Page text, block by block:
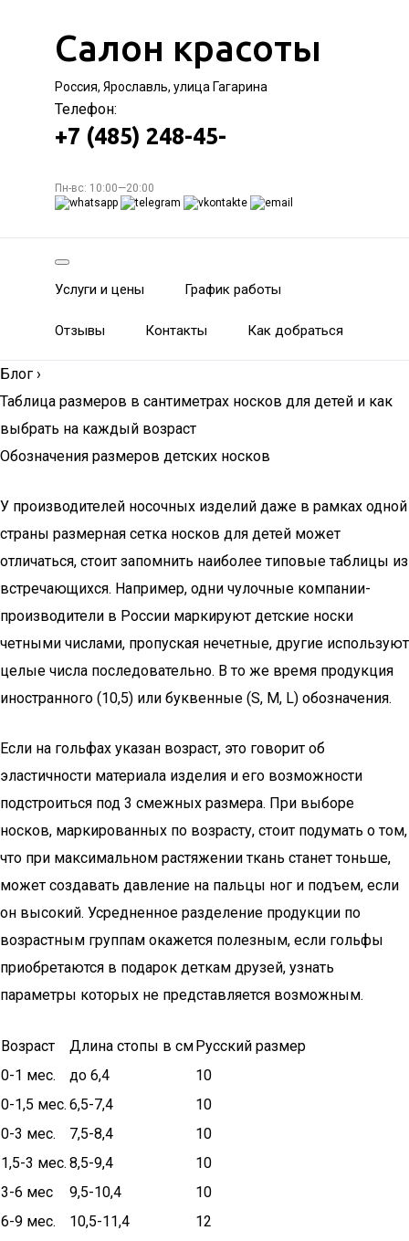
Салон красоты
Россия, Ярославль, улица Гагарина
Телефон:
+7 (485) 248-45-
Пн-вс: 10:00—20:00
Услуги и цены График работы
Отзывы Контакты Как добраться
Блог ›
Таблица размеров в сантиметрах носков для детей и как
выбрать на каждый возраст
Обозначения размеров детских носков
У производителей носочных изделий даже в рамках одной
страны размерная сетка носков для детей может
отличаться, стоит запомнить наиболее типовые таблицы из
встречающихся. Например, одни чулочные компании-
производители в России маркируют детские носки
четными числами, пропуская нечетные, другие используют
целые числа последовательно. В то же время продукция
иностранного (10,5) или буквенные (S, M, L) обозначения.
Если на гольфах указан возраст, это говорит об
эластичности материала изделия и его возможности
подстроиться под 3 смежных размера. При выборе
носков, маркированных по возрасту, стоит подумать о том,
что при максимальном растяжении ткань станет тоньше,
может создавать давление на пальцы ног и подъем, если
он высокий. Усредненное разделение продукции по
возрастным группам окажется полезным, если гольфы
приобретаются в подарок деткам друзей, узнать
параметры которых не представляется возможным.
Возраст Длина стопы в смРусский размер
0-1 мес.
до 6,4
10
0-1,5 мес. 6,5-7,4
10
0-3 мес.
7,5-8,4
10
1,5-3 мес. 8,5-9,4
10
3-6 мес
9,5-10,4
10
6-9 мес.
10,5-11,4
12